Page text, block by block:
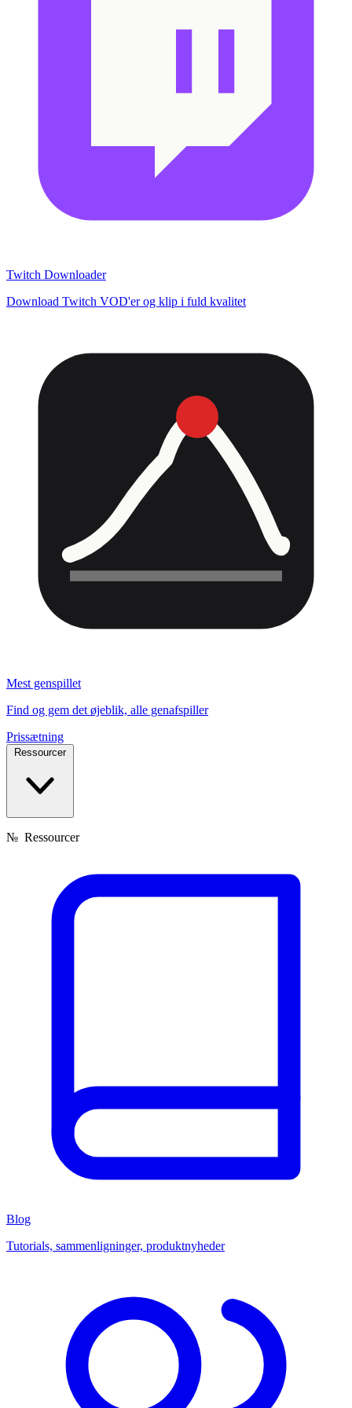
Twitch Downloader
Download Twitch VOD'er og klip i fuld kvalitet
Mest genspillet
Find og gem det øjeblik, alle genafspiller
Prissætning
Ressourcer
№ Ressourcer
Blog
Tutorials, sammenligninger, produktnyheder